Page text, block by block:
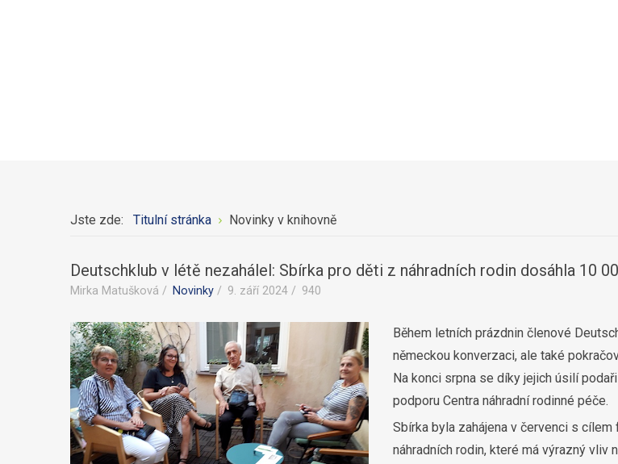
Jste zde: Titulní stránka Novinky v knihovně
Deutschklub v létě nezahálel: Sbírka pro děti z náhradních rodin dosáhla 10
Mirka Matušková Novinky 9. září 2024 940
Během letních prázdnin členové
německou konverzaci, ale také
Na konci srpna se díky jejich úsilí
podporu Centra náhradní rodinné péče.
Sbírka byla zahájena v červenci s
náhradních rodin, které má výrazný vliv